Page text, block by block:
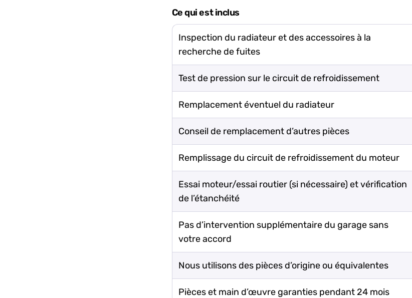
Ce qui est inclus
Inspection du radiateur et des accessoires à la
recherche de fuites
Test de pression sur le circuit de refroidissement
Remplacement éventuel du radiateur
Conseil de remplacement d’autres pièces
Remplissage du circuit de refroidissement du moteur
Essai moteur/essai routier (si nécessaire) et vérification
de l’étanchéité
Pas d’intervention supplémentaire du garage sans
votre accord
Nous utilisons des pièces d’origine ou équivalentes
Pièces et main d’œuvre garanties pendant 24 mois